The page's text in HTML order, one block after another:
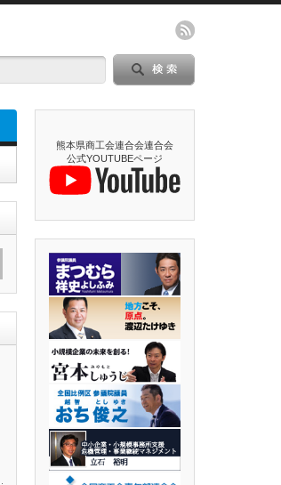
熊本県商工会連合会連合会
公式YOUTUBEページ